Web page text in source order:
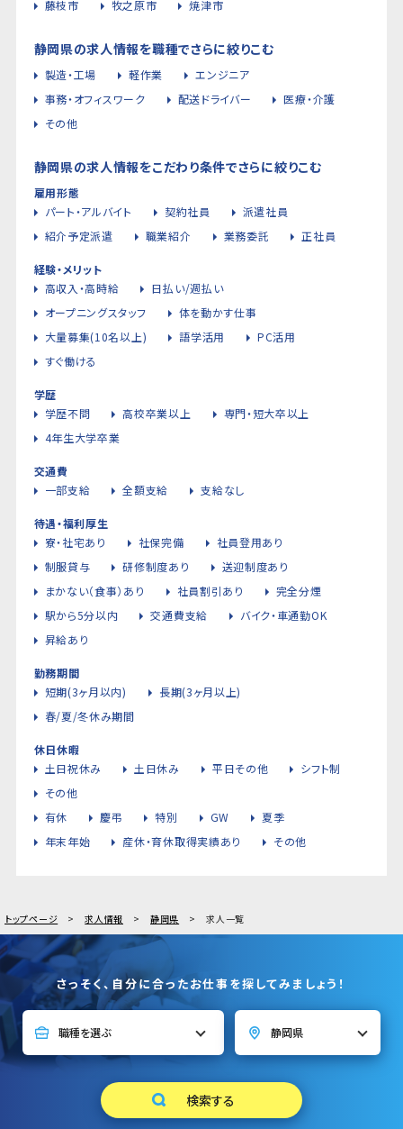
藤枝市 牧之原市 焼津市
静岡県の求人情報を職種でさらに絞りこむ
製造・工場 軽作業
エンジニア
事務・オフィスワーク
配送ドライバー
医療・介護
その他
静岡県の求人情報をこだわり条件でさらに絞りこむ
雇用形態
パート・アルバイト
契約社員
派遣社員
紹介予定派遣
職業紹介 業務委託 正社員
経験・メリット
高収入・高時給
日払い/週払い
オープニングスタッフ
体を動かす仕事
大量募集(10名以上)
語学活用
PC活用
すぐ働ける
学歴
学歴不問
高校卒業以上
専門・短大卒以上
4年生大学卒業
交通費
一部支給
全額支給 支給なし
待遇・福利厚生
寮・社宅あり
社保完備
社員登用あり
制服貸与
研修制度あり
送迎制度あり
まかない（食事）あり
社員割引あり
完全分煙
駅から5分以内
交通費支給
バイク・車通勤OK
昇給あり
勤務期間
短期(3ヶ月以内)
長期(3ヶ月以上)
春/夏/冬休み期間
休日休暇
土日祝休み
土日休み 平日その他
シフト制
その他
有休
慶弔 特別 GW
夏季
年末年始
産休・育休取得実績あり その他
トップページ 求人情報 静岡県 求人一覧
さっそく、自分に合ったお仕事を探してみましょう！